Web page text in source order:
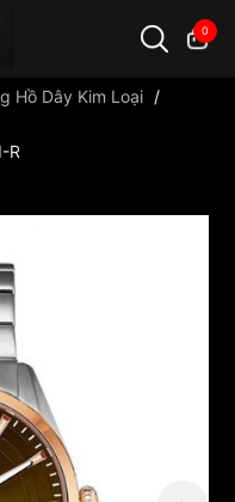
0
Orient
Hồ Dây Kim Loại /
R